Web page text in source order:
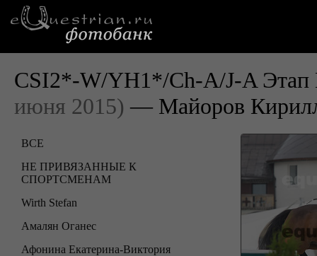
CSI2*-W/YH1*/Ch-A/J-A
июня 2015) — Майоров
ВСЕ
НЕ ПРИВЯЗАННЫЕ К
СПОРТСМЕНАМ
Wirth Stefan
Амалян Оганес
Афонина Екатерина-Виктория